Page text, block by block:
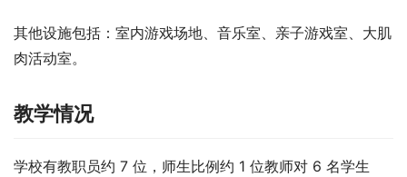
其他设施包括：室内游戏场地、音乐室、亲子游戏室、大肌
肉活动室。
教学情况
学校有教职员约 7 位，师生比例约 1 位教师对 6 名学生